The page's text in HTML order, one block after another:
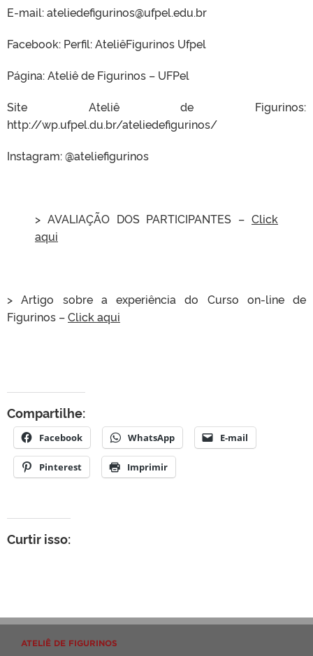
E-mail: ateliedefigurinos@ufpel.edu.br
Facebook: Perfil: AteliêFigurinos Ufpel
Página: Ateliê de Figurinos – UFPel
Site Ateliê de Figurinos:
http://wp.ufpel.du.br/ateliedefigurinos/
Instagram: @ateliefigurinos
> AVALIAÇÃO DOS PARTICIPANTES – Click
aqui
> Artigo sobre a experiência do Curso on-line de
Figurinos –Click aqui
Compartilhe:
Facebook WhatsApp E-mail
Pinterest Imprimir
Curtir isso:
ATELIÊ DE FIGURINOS